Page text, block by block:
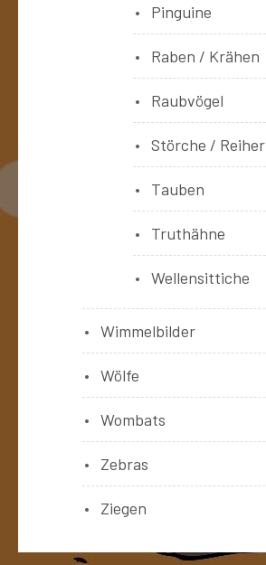
Pinguine
Raben / Krähen
Raubvögel
Störche / Reiher
Tauben
Truthähne
Wellensittiche
Wimmelbilder
Wölfe
Wombats
Zebras
Ziegen